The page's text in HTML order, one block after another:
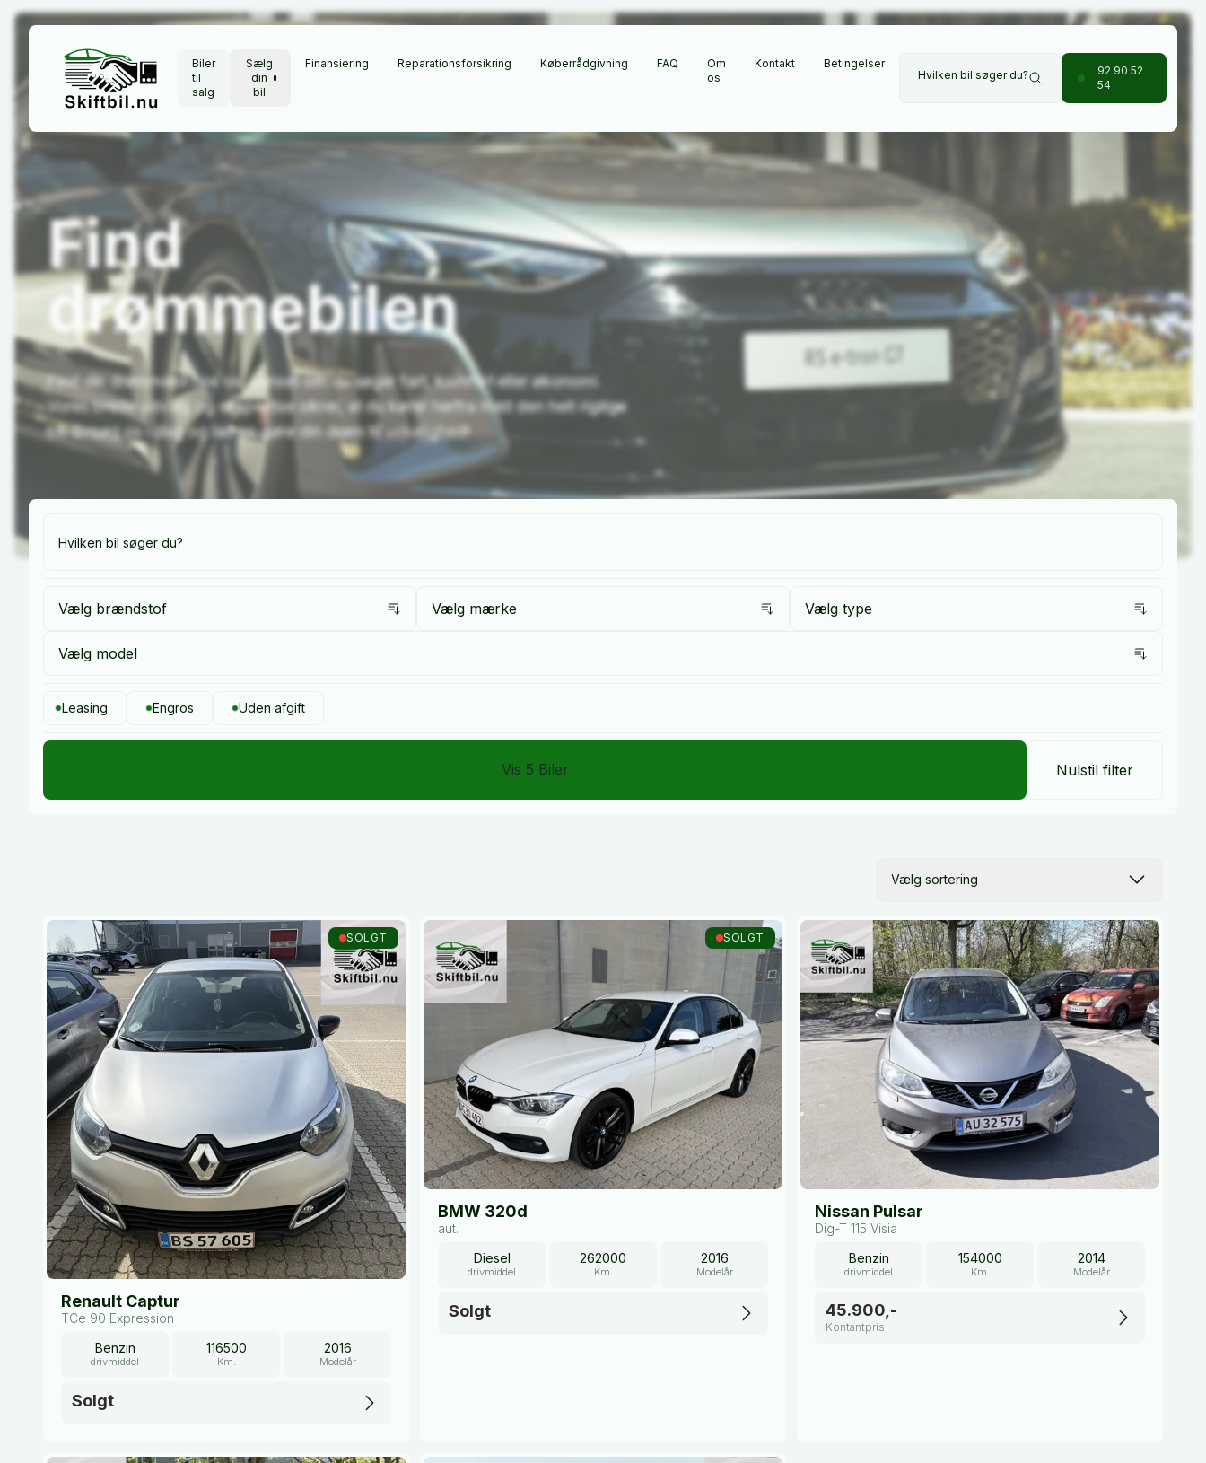
Biler
til
salg
Sælg
din
bil
Finansiering Reparationsforsikring Køberrådgivning FAQ
Om
os
Kontakt
Betingelser
Hvilken bil søger du?
92 90 52
54
Find
drømmebilen
Find din drømmebil hos os, uanset om du søger fart, komfort eller økonomi.
Vores brede udvalg og ekspertise sikrer, at du kører herfra med den helt rigtige
bil. Besøg os i dag og lad os gøre din drøm til virkelighed!
Vælg brændstof Vælg mærke Vælg type
Vælg model
Leasing Engros Uden afgift
Vis 5 Biler Nulstil filter
Vælg sortering
SOLGT
Renault Captur
TCe 90 Expression
Benzin
drivmiddel
116500
Km.
2016
Modelår
Solgt
SOLGT
BMW 320d
aut.
Diesel
drivmiddel
262000
Km.
2016
Modelår
Solgt
Nissan Pulsar
Dig-T 115 Visia
Benzin
drivmiddel
154000
Km.
2014
Modelår
45.900,-
Kontantpris